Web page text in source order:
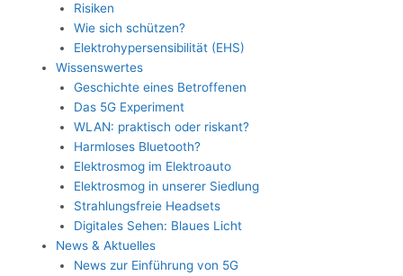
Risiken
Wie sich schützen?
Elektrohypersensibilität (EHS)
Wissenswertes
Geschichte eines Betroffenen
Das 5G Experiment
WLAN: praktisch oder riskant?
Harmloses Bluetooth?
Elektrosmog im Elektroauto
Elektrosmog in unserer Siedlung
Strahlungsfreie Headsets
Digitales Sehen: Blaues Licht
News & Aktuelles
News zur Einführung von 5G